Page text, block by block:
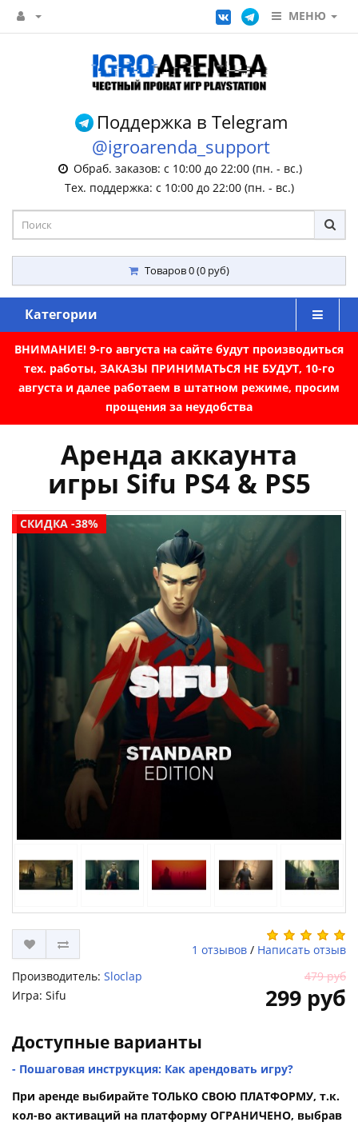
МЕНЮ
Поддержка в Telegram
@igroarenda_support
Обраб. заказов: с 10:00 до 22:00 (пн. - вс.)
Тех. поддержка: с 10:00 до 22:00 (пн. - вс.)
Товаров 0 (0 руб)
Категории
ВНИМАНИЕ! 9-го августа на сайте будут производиться
тех. работы, ЗАКАЗЫ ПРИНИМАТЬСЯ НЕ БУДУТ, 10-го
августа и далее работаем в штатном режиме, просим
прощения за неудобства
Аренда аккаунта
игры Sifu PS4 & PS5
СКИДКА -38%
1 отзывов / Написать отзыв
Производитель: Sloclap
Игра: Sifu
479 руб
299 руб
Доступные варианты
- Пошаговая инструкция: Как арендовать игру?
При аренде выбирайте ТОЛЬКО СВОЮ ПЛАТФОРМУ, т.к.
кол-во активаций на платформу ОГРАНИЧЕНО, выбрав